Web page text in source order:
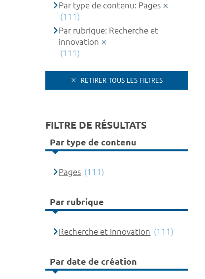
Par type de contenu: Pages
(111)
Par rubrique: Recherche et
innovation
(111)
RETIRER TOUS LES FILTRES
FILTRE DE RÉSULTATS
Par type de contenu
Pages (111)
Par rubrique
Recherche et innovation (111)
Par date de création